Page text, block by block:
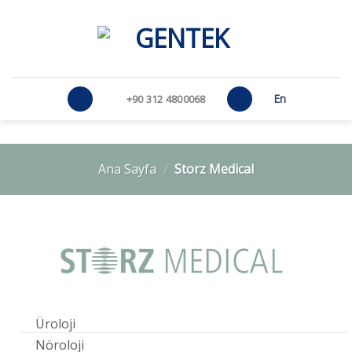
+90 312 4800068 En
Ana Sayfa / Storz Medical
Üroloji
ESWL
Nöroloji